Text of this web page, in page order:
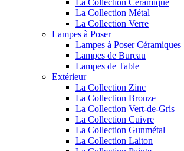
La Collection Céramique
La Collection Métal
La Collection Verre
Lampes à Poser
Lampes à Poser Céramiques
Lampes de Bureau
Lampes de Table
Extérieur
La Collection Zinc
La Collection Bronze
La Collection Vert-de-Gris
La Collection Cuivre
La Collection Gunmétal
La Collection Laiton